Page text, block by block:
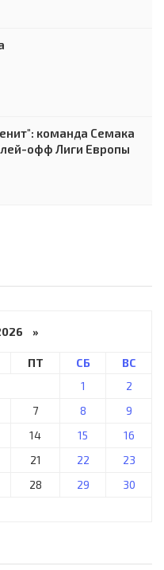
команда Семака
офф Лиги Европы
»
ПТ СБ
ВС
1
2
7 8
9
14 15
16
21 22
23
28 29
30